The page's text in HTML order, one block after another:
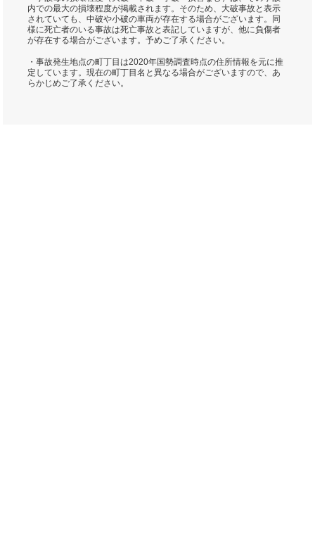
内での最大の損壊程度が掲載されます。そのため、大破事故と表示
されていても、中破や小破の車両が存在する場合がございます。同
様に死亡者のいる事故は死亡事故と表記していますが、他に負傷者
が存在する場合がございます。予めご了承ください。
・事故発生地点の町丁目は2020年国勢調査時点の住所情報を元に推
定しています。現在の町丁目名と異なる場合がございますので、あ
らかじめご了承ください。